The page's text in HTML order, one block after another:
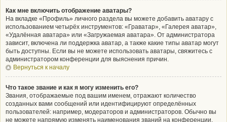
Как мне включить отображение аватары?
На вкладке «Профиль» личного раздела вы можете добавить аватару с
использованием четырёх инструментов: «Граватар», «Галерея аватар»,
«Удалённая аватара» или «Загружаемая аватара». От администратора
зависит, включена ли поддержка аватар, а также какие типы аватар могут
быть доступны. Если вы не можете использовать аватары, свяжитесь с
администратором конференции для выяснения причин.
Вернуться к началу
Что такое звание и как я могу изменить его?
Звания, отображаемые под вашим именем, отражают количество
созданных вами сообщений или идентифицируют определённых
пользователей: например, модераторов и администраторов. Обычно вы
не можете напрямую изменять наименования званий на конференции,